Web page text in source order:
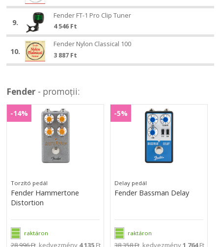
53
53
250R
010-
046
250R
NPS
010-
046
FT-
1
Clip
Tuner
9.
Fender
FT-
1
Pro
Clip
Tuner
Fender FT-1 Pro Clip Tuner
4 546 Ft
Fender
Nylon
Classical
10.
Fender
Nylon
Classical
Fender Nylon Classical 100
3 887 Ft
Fender - promoții:
Fender
Hammertone
Hammertone
Distortion
Torzító pedál
Fender Hammertone
Distortion
raktáron
28 996 Ft, kedvezmény 4 135Ft
-14%
Fender
Bassman
Delay
Delay pedál
Fender Bassman Delay
raktáron
38 358 Ft, kedvezmény1 764Ft
-5%